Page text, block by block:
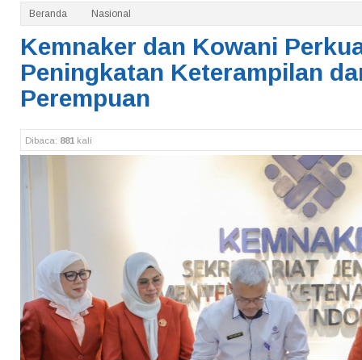
Beranda Nasional
Kemnaker dan Kowani
Peningkatan Keterampilan
Perempuan
Dibaca: 881 kali